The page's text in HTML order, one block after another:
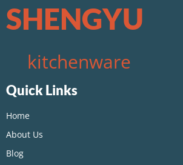
SHENGYU
kitchenware
Quick Links
Home
About Us
Blog